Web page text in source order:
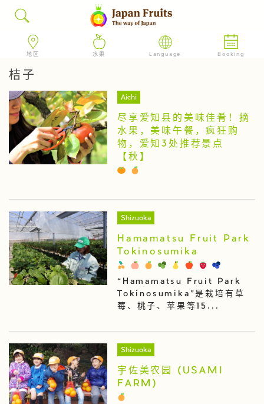
地区 水果 Language Booking
桔子
Aichi
尽享爱知县的美味佳肴！摘
水果，美味午餐，疯狂购
物，爱知3处推荐景点
【秋】
Shizuoka
Hamamatsu Fruit Park
Tokinosumika
“Hamamatsu Fruit Park
Tokinosumika”是栽培有草
莓、桃子、苹果等15...
Shizuoka
宇佐美农园 (USAMI
FARM)